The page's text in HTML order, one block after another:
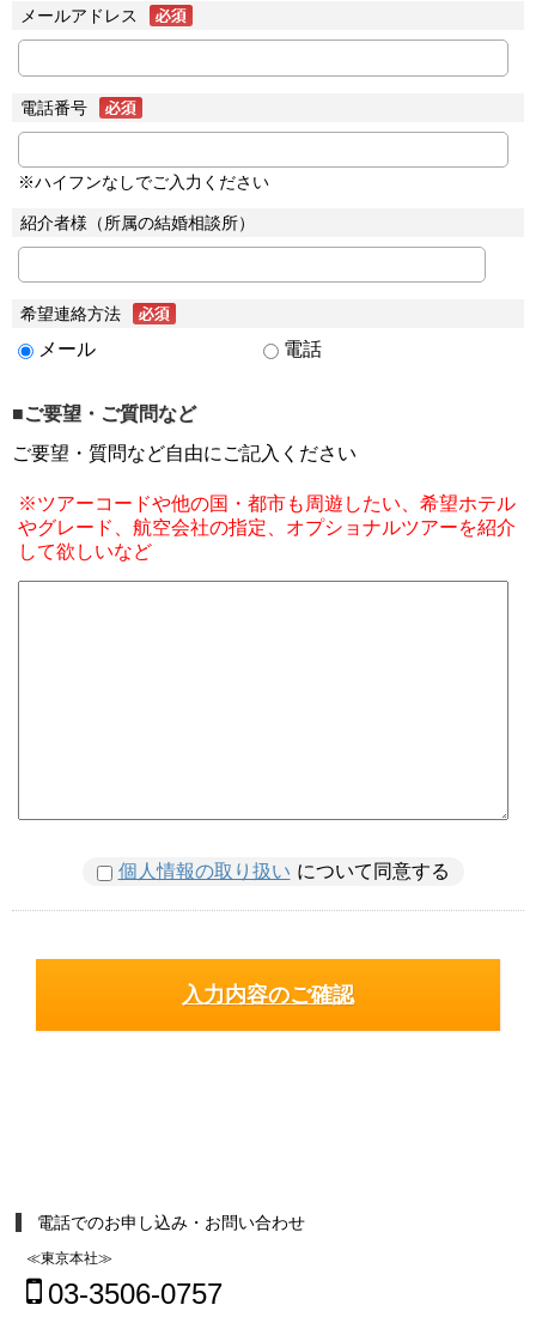
メールアドレス
電話番号
※ハイフンなしでご入力ください
紹介者様（所属の結婚相談所）
希望連絡方法
メール 電話
■ご要望・ご質問など
ご要望・質問など自由にご記入ください
※ツアーコードや他の国・都市も周遊したい、希望ホテル
やグレード、航空会社の指定、オプショナルツアーを紹介
して欲しいなど
個人情報の取り扱い について同意する
電話でのお申し込み・お問い合わせ
≪東京本社≫
03-3506-0757